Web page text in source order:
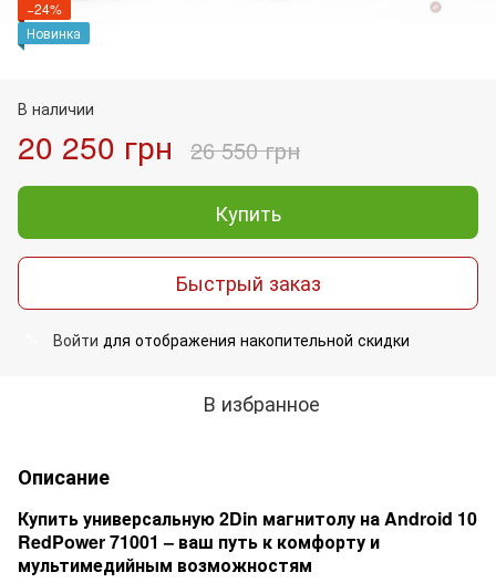
−24%
Новинка
В наличии
20 250 грн 26 550 грн
Купить
Быстрый заказ
Войти для отображения накопительной скидки
В избранное
Описание
Купить универсальную 2Din магнитолу на Android 10
RedPower 71001 – ваш путь к комфорту и
мультимедийным возможностям